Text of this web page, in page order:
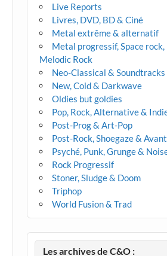
Live Reports
Livres, DVD, BD & Ciné
Metal extrême & alternatif
Metal progressif, Space rock,
Melodic Rock
Neo-Classical & Soundtracks
New, Cold & Darkwave
Oldies but goldies
Pop, Rock, Alternative &
Post-Prog & Art-Pop
Post-Rock, Shoegaze &
Psyché, Punk, Grunge &
Rock Progressif
Stoner, Sludge & Doom
Triphop
World Fusion & Trad
Les archives de C&O :